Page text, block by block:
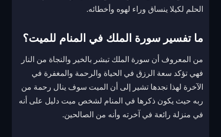
الحلم لكيلا ينساق وراء لهوه وأخطائه.
ما تفسير سورة الملك في المنام للميت؟
من المعروف أن سورة الملك تبشر بالخير والنجاة من النار
فهي تؤكد سعة الرزق في الحياة والرحمة والمغفرة في
الآخرة لهذا نجدها تشير إلى أن الميت سوف ينال رحمة من
ربه حيث يكون ذكرها في المنام لشخص ميت دليل على أنه
في منزلة رائعة في آخرته وأنه من الصالحين.